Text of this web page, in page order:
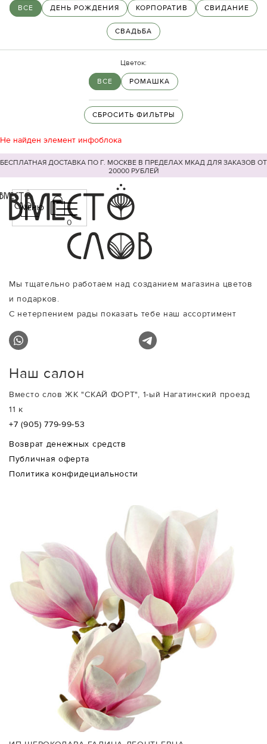
ВСЕ ДЕНЬ РОЖДЕНИЯ КОРПОРАТИВ СВИДАНИЕ
СВАДЬБА
Цветок:
ВСЕ РОМАШКА
СБРОСИТЬ ФИЛЬТРЫ
Не найден элемент инфоблока
БЕСПЛАТНАЯ ДОСТАВКА ПО Г. МОСКВЕ В ПРЕДЕЛАХ МКАД ДЛЯ ЗАКАЗОВ ОТ
20000 РУБЛЕЙ
МЕНЮ
0
Мы тщательно работаем над созданием магазина цветов
и подарков.
С нетерпением рады показать тебе наш ассортимент
Наш салон
Вместо слов ЖК "СКАЙ ФОРТ", 1-ый Нагатинский проезд
11 к
+7 (905) 779-99-53
Возврат денежных средств
Публичная оферта
Политика конфидециальности